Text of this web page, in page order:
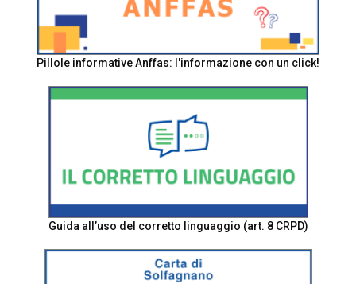
Pillole informative Anffas: l'informazione con un click!
Guida all’uso del corretto linguaggio (art. 8 CRPD)